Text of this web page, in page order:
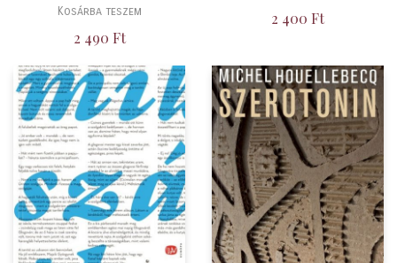
Kosárba teszem
2 490 Ft
2 400 Ft